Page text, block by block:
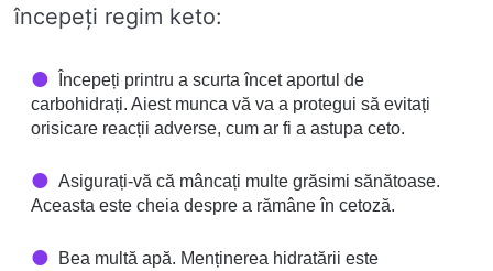
începeți regim keto:
Începeți printru a scurta încet aportul de
carbohidrați. Aiest munca vă va a protegui să evitați
orisicare reacții adverse, cum ar fi a astupa ceto.
Asigurați-vă că mâncați multe grăsimi sănătoase.
Aceasta este cheia despre a rămâne în cetoză.
Bea multă apă. Menținerea hidratării este